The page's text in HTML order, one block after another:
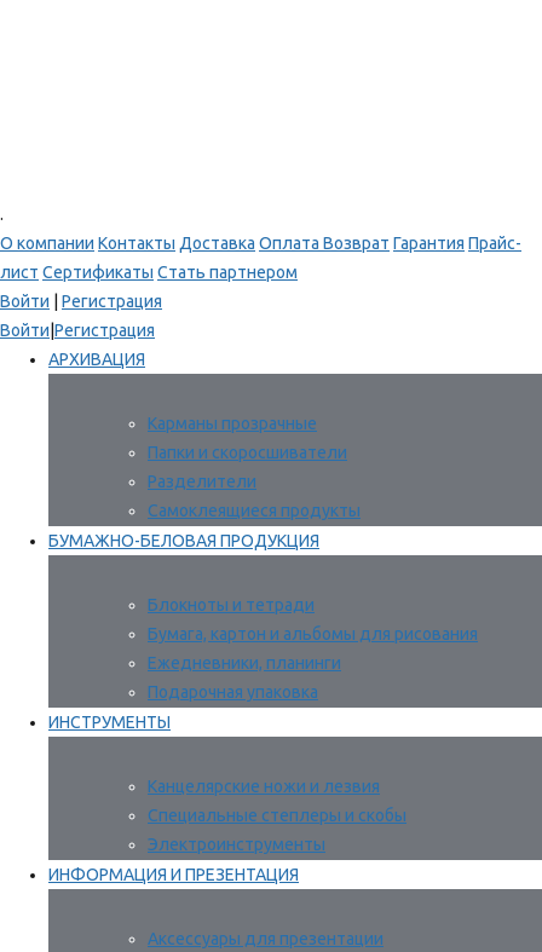
.
О компании Контакты Доставка Оплата Возврат Гарантия Прайс-
лист Сертификаты Стать партнером
Войти
Регистрация
Войти Регистрация
АРХИВАЦИЯ
Карманы прозрачные
Папки и скоросшиватели
Разделители
Самоклеящиеся продукты
БУМАЖНО-БЕЛОВАЯ ПРОДУКЦИЯ
Блокноты и тетради
Бумага, картон и альбомы для рисования
Ежедневники, планинги
Подарочная упаковка
ИНСТРУМЕНТЫ
Канцелярские ножи и лезвия
Специальные степлеры и скобы
Электроинструменты
ИНФОРМАЦИЯ И ПРЕЗЕНТАЦИЯ
Аксессуары для презентации